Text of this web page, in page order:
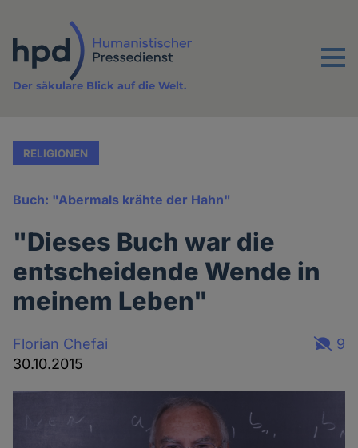
Inhalt
Menu
Der säkulare Blick auf die Welt.
RELIGIONEN
Buch: "Abermals krähte der Hahn"
"Dieses Buch war die
entscheidende Wende in
meinem Leben"
Florian Chefai
30.10.2015
9